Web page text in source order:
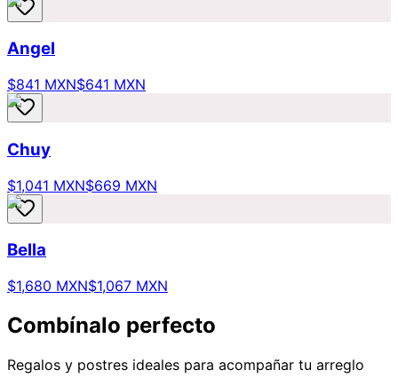
Angel
$841 MXN$641 MXN
Chuy
$1,041 MXN$669 MXN
Bella
$1,680 MXN$1,067 MXN
Combínalo perfecto
Regalos y postres ideales para acompañar tu arreglo